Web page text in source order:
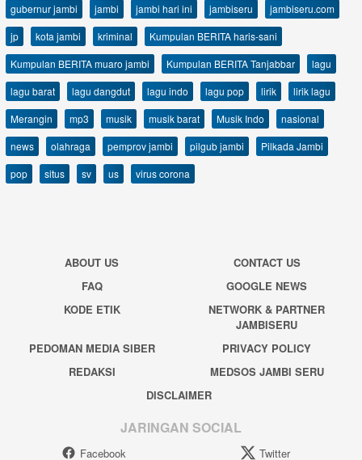
gubernur jambi
jambi jambi hari ini jambiseru
jambiseru.com
jp
kota jambi kriminal
Kumpulan BERITA haris-sani
Kumpulan BERITA muaro jambi
Kumpulan BERITA Tanjabbar
lagu
lagu barat
lagu dangdut lagu indo lagu pop lirik
lirik lagu
Merangin
mp3 musik musik barat Musik Indo
nasional
news
olahraga pemprov jambi pilgub jambi
Pilkada Jambi
pop
situs sv us virus corona
ABOUT US
CONTACT US
FAQ
GOOGLE NEWS
KODE ETIK
NETWORK & PARTNER
JAMBISERU
PEDOMAN MEDIA SIBER
PRIVACY POLICY
REDAKSI
MEDSOS JAMBI SERU
DISCLAIMER
JARINGAN SOCIAL
Facebook Twitter